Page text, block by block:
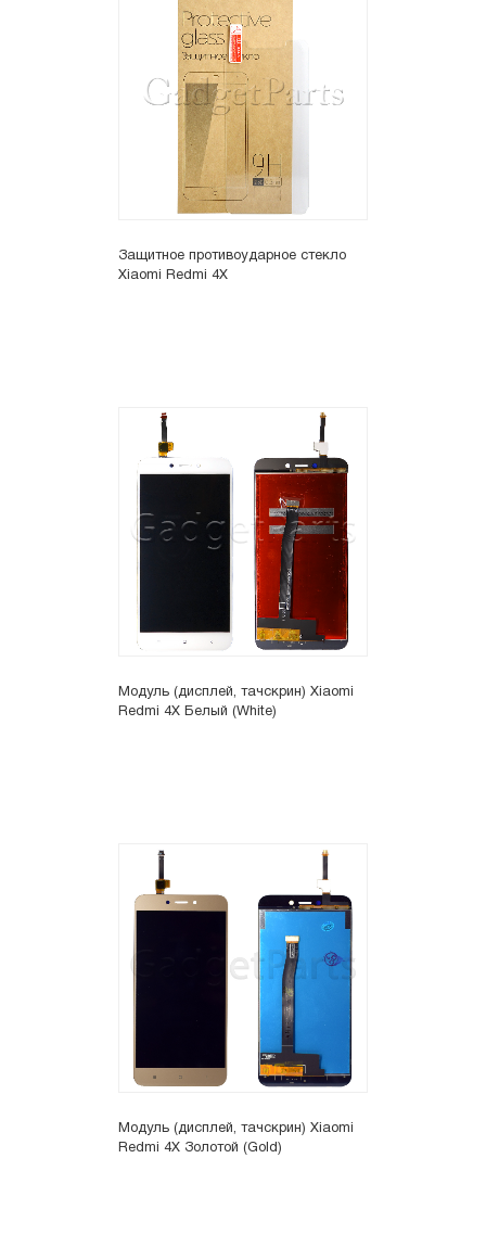
Защитное противоударное стекло
Xiaomi Redmi 4X
Модуль (дисплей, тачскрин) Xiaomi
Redmi 4X Белый (White)
Модуль (дисплей, тачскрин) Xiaomi
Redmi 4X Золотой (Gold)